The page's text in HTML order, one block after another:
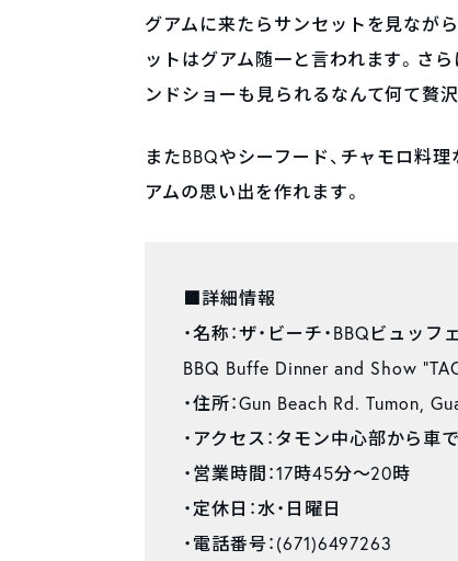
グアムに来たらサンセットを見なが
ットはグアム随一と言われます。さ
ンドショーも見られるなんて何て贅沢
またBBQやシーフード、チャモロ料
アムの思い出を作れます。
■詳細情報
・名称：ザ・ビーチ・BBQビュッ
BBQ Buffe Dinner and Show
・住所：Gun Beach Rd. Tumon,
・アクセス：タモン中心部から車
・営業時間：17時45分～20時
・定休日：水・日曜日
・電話番号：(671)6497263